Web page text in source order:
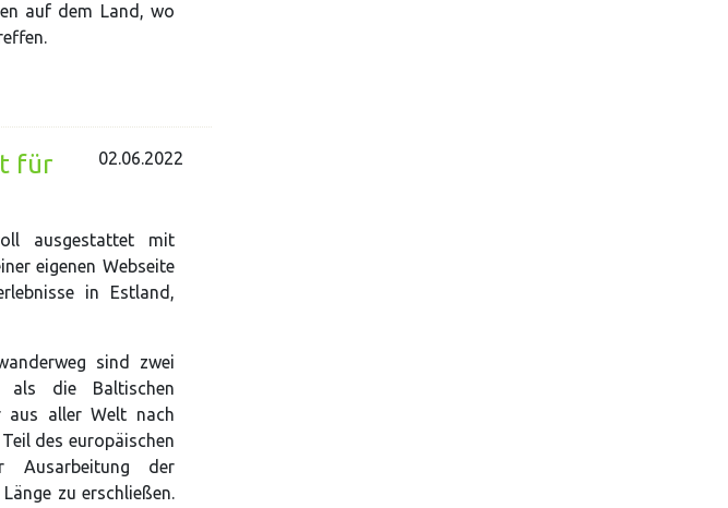
auf dem Land, wo
für
02.06.2022
ausgestattet mit
eigenen Webseite
in Estland,
sind zwei
als die Baltischen
aus aller Welt nach
des europäischen
Ausarbeitung der
zu erschließen.